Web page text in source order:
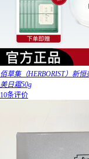
佰草集（HERBORIST）新
美日霜50g
10条评价